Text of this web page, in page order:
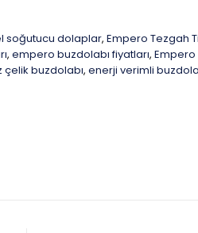
soğutucu dolaplar, Empero Tezgah
, empero buzdolabı fiyatları, Empero
buzdolabı, enerji verimli